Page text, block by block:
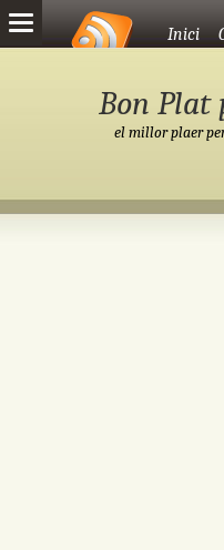
Vés al contingutInici
Bon Plat
el millor plaer